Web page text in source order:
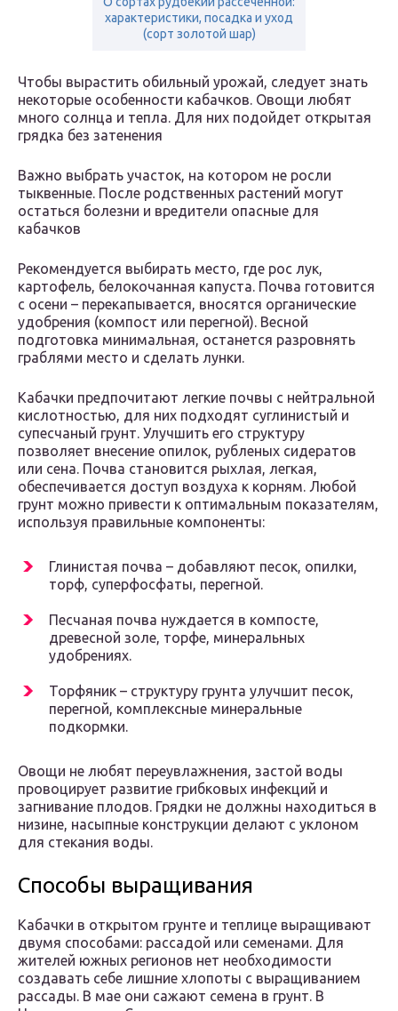
характеристики, посадка и уход
(сорт золотой шар)
Чтобы вырастить обильный урожай, следует знать
некоторые особенности кабачков. Овощи любят
много солнца и тепла. Для них подойдет открытая
грядка без затенения
Важно выбрать участок, на котором не росли
тыквенные. После родственных растений могут
остаться болезни и вредители опасные для
кабачков
Рекомендуется выбирать место, где рос лук,
картофель, белокочанная капуста. Почва готовится
с осени – перекапывается, вносятся органические
удобрения (компост или перегной). Весной
подготовка минимальная, останется разровнять
граблями место и сделать лунки.
Кабачки предпочитают легкие почвы с нейтральной
кислотностью, для них подходят суглинистый и
супесчаный грунт. Улучшить его структуру
позволяет внесение опилок, рубленых сидератов
или сена. Почва становится рыхлая, легкая,
обеспечивается доступ воздуха к корням. Любой
грунт можно привести к оптимальным показателям,
используя правильные компоненты:
Глинистая почва – добавляют песок, опилки,
торф, суперфосфаты, перегной.
Песчаная почва нуждается в компосте,
древесной золе, торфе, минеральных
удобрениях.
Торфяник – структуру грунта улучшит песок,
перегной, комплексные минеральные
подкормки.
Овощи не любят переувлажнения, застой воды
провоцирует развитие грибковых инфекций и
загнивание плодов. Грядки не должны находиться в
низине, насыпные конструкции делают с уклоном
для стекания воды.
Способы выращивания
Кабачки в открытом грунте и теплице выращивают
двумя способами: рассадой или семенами. Для
жителей южных регионов нет необходимости
создавать себе лишние хлопоты с выращиванием
рассады. В мае они сажают семена в грунт. В